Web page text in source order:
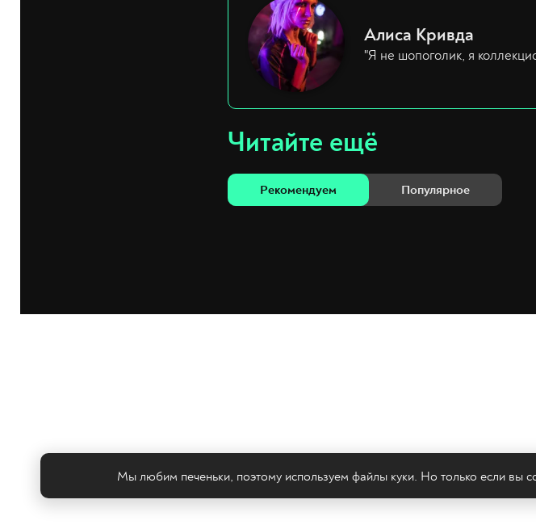
Алиса Кривда
"Я не шопоголик, я
Читайте ещё
Рекомендуем Популярное
Мы любим печеньки, поэтому используем файлы куки. Но только если вы